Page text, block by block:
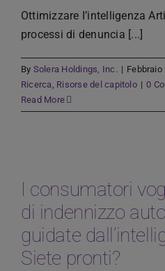
Ottimizzare I’intelligenza
processi di denuncia [...]
By Solera Holdings, Inc. | Febbraio
Ricerca, Risorse del capitolo | 0
Read More
I consumatori
di indennizzo
guidate
Siete pronti?